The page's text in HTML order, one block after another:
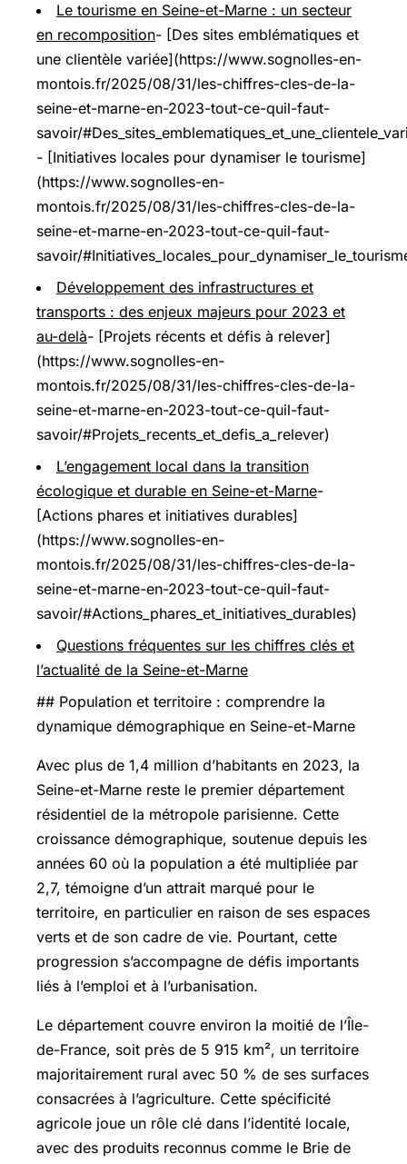
Le tourisme en Seine-et-Marne : un secteur
en recomposition- [Des sites emblématiques et
une clientèle variée](https://www.sognolles-en-
montois.fr/2025/08/31/les-chiffres-cles-de-la-
seine-et-marne-en-2023-tout-ce-quil-faut-
savoir/
- [Initiatives locales pour dynamiser le tourisme]
(https://www.sognolles-en-
montois.fr/2025/08/31/les-chiffres-cles-de-la-
seine-et-marne-en-2023-tout-ce-quil-faut-
savoir/
Développement des infrastructures et
transports : des enjeux majeurs pour 2023 et
au-delà- [Projets récents et défis à relever]
(https://www.sognolles-en-
montois.fr/2025/08/31/les-chiffres-cles-de-la-
seine-et-marne-en-2023-tout-ce-quil-faut-
savoir/#Projets_recents_et_defis_a_relever)
L’engagement local dans la transition
écologique et durable en Seine-et-Marne-
[Actions phares et initiatives durables]
(https://www.sognolles-en-
montois.fr/2025/08/31/les-chiffres-cles-de-la-
seine-et-marne-en-2023-tout-ce-quil-faut-
savoir/#Actions_phares_et_initiatives_durables)
Questions fréquentes sur les chiffres clés et
l’actualité de la Seine-et-Marne
## Population et territoire : comprendre la
dynamique démographique en Seine-et-Marne
Avec plus de 1,4 million d’habitants en 2023, la
Seine-et-Marne reste le premier département
résidentiel de la métropole parisienne. Cette
croissance démographique, soutenue depuis les
années 60 où la population a été multipliée par
2,7, témoigne d’un attrait marqué pour le
territoire, en particulier en raison de ses espaces
verts et de son cadre de vie. Pourtant, cette
progression s’accompagne de défis importants
liés à l’emploi et à l’urbanisation.
Le département couvre environ la moitié de l’Île-
de-France, soit près de 5 915 km², un territoire
majoritairement rural avec 50 % de ses surfaces
consacrées à l’agriculture. Cette spécificité
agricole joue un rôle clé dans l’identité locale,
avec des produits reconnus comme le Brie de